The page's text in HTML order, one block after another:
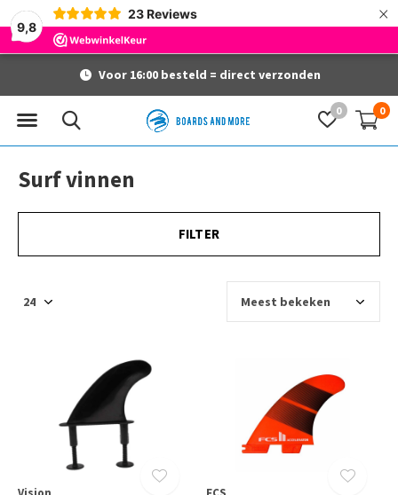
9,8
23 Reviews ×
0 0
Voor 16:00 besteld = direct verzonden
Surf vinnen
FILTER